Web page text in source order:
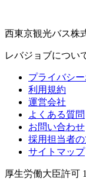
西東京観光バス株
レバジョブについ
プライバシ
利用規約
運営会社
よくある質問
お問い合わせ
採用担当者
サイトマップ
厚生労働大臣許可